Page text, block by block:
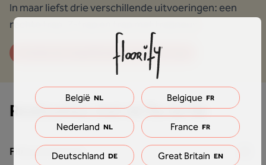
In maar liefst drie verschillende uitvoeringen: een
rechte trap, Z-trap en trap met trapneus.
Ontdek de mogelijkheden voor jouw trap
Realisaties met de Île de Ré
Filter producten
België NL Belgique FR
Nederland NL France FR
Deutschland DE Great Britain EN